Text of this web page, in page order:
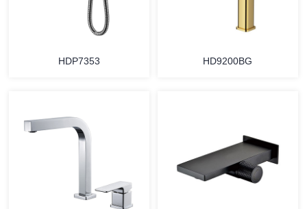
HDP7353 HD9200BG